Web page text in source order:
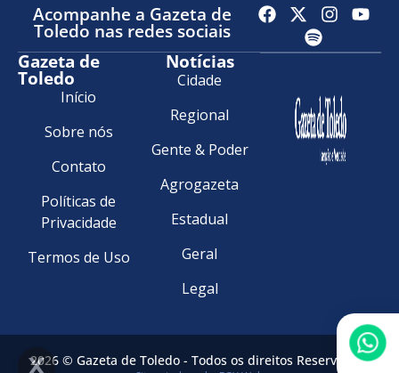
Acompanhe a Gazeta de
Toledo nas redes sociais
Gazeta de
Toledo
Início
Sobre nós
Contato
Políticas de
Privacidade
Termos de Uso
Notícias
Cidade
Regional
Gente & Poder
Agrogazeta
Estadual
Geral
Legal
2026 © Gazeta de Toledo - Todos os direitos Reservados.